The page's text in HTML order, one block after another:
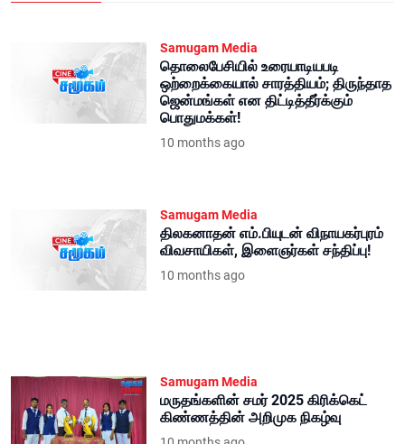
Samugam Media
தொலைபேசியில் உரையாடியபடி
ஒற்றைக்கையால் சாரத்தியம்; திருந்தாத
ஜென்மங்கள் என திட்டித்தீர்க்கும்
பொதுமக்கள்!
10 months ago
Samugam Media
திலகனாதன் எம்.பியுடன் விநாயகர்புரம்
விவசாயிகள், இளைஞர்கள் சந்திப்பு!
10 months ago
Samugam Media
மருதங்களின் சமர் 2025 கிரிக்கெட்
கிண்ணத்தின் அறிமுக நிகழ்வு